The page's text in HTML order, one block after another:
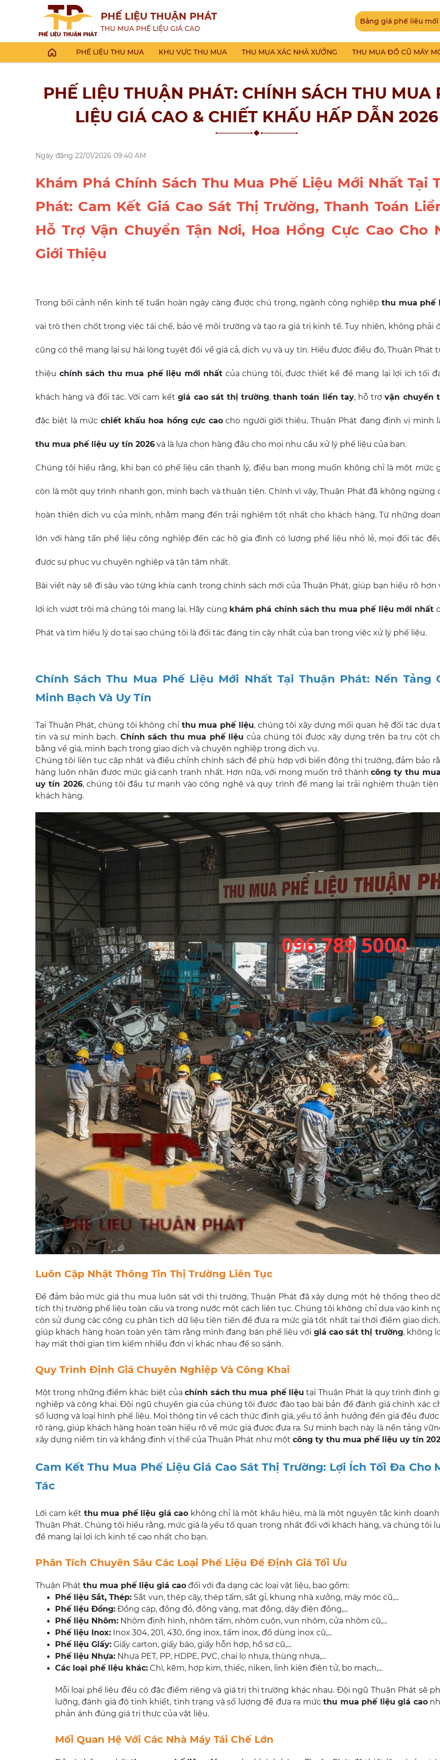
PHẾ LIỆU THUẬN PHÁT
THU MUA PHẾ LIỆU GIÁ CAO
Bảng giá phế liệu
PHẾ LIỆU THU MUA KHU VỰC THU MUA THU MUA XÁC NHÀ XƯỞNG THU MUA ĐỒ CŨ MÁY
PHẾ LIỆU THUẬN PHÁT: CHÍNH SÁCH THU MUA
LIỆU GIÁ CAO & CHIẾT KHẤU HẤP DẪN 2026
Ngày đăng 22/01/2026 09:40 AM
Khám Phá Chính Sách Thu Mua Phế Liệu Mới Nhất Tại
Phát: Cam Kết Giá Cao Sát Thị Trường, Thanh Toán
Hỗ Trợ Vận Chuyển Tận Nơi, Hoa Hồng Cực Cao Cho
Giới Thiệu
Trong bối cảnh nền kinh tế tuần hoàn ngày càng được chú trọng, ngành công nghiệp thu mua phế
vai trò then chốt trong việc tái chế, bảo vệ môi trường và tạo ra giá trị kinh tế. Tuy nhiên, không phải
cũng có thể mang lại sự hài lòng tuyệt đối về giá cả, dịch vụ và uy tín. Hiểu được điều đó, Thuận Phát
thiệu chính sách thu mua phế liệu mới nhất của chúng tôi, được thiết kế để mang lại lợi ích tối
khách hàng và đối tác. Với cam kếtgiá cao sát thị trường,thanh toán liền tay, hỗ trợvận chuyển
đặc biệt là mức chiết khấu hoa hồng cực caocho người giới thiệu, Thuận Phát đang định vị mình
thu mua phế liệu uy tín 2026 và là lựa chọn hàng đầu cho mọi nhu cầu xử lý phế liệu của bạn.
Chúng tôi hiểu rằng, khi bạn có phế liệu cần thanh lý, điều bạn mong muốn không chỉ là một mức
còn là một quy trình nhanh gọn, minh bạch và thuận tiện. Chính vì vậy, Thuận Phát đã không ngừng
hoàn thiện dịch vụ của mình, nhằm mang đến trải nghiệm tốt nhất cho khách hàng. Từ những
lớn với hàng tấn phế liệu công nghiệp đến các hộ gia đình có lượng phế liệu nhỏ lẻ, mọi đối tác
được sự phục vụ chuyên nghiệp và tận tâm nhất.
Bài viết này sẽ đi sâu vào từng khía cạnh trong chính sách mới của Thuận Phát, giúp bạn hiểu rõ hơn
lợi ích vượt trội mà chúng tôi mang lại. Hãy cùng khám phá chính sách thu mua phế liệu mới nhất
Phát và tìm hiểu lý do tại sao chúng tôi là đối tác đáng tin cậy nhất của bạn trong việc xử lý phế liệu.
Chính Sách Thu Mua Phế Liệu Mới Nhất Tại Thuận Phát: Nền Tảng
Minh Bạch Và Uy Tín
Tại Thuận Phát, chúng tôi không chỉ thu mua phế liệu, chúng tôi xây dựng mối quan hệ đối tác dựa
tin và sự minh bạch. Chính sách thu mua phế liệu của chúng tôi được xây dựng trên ba trụ cột
bằng về giá, minh bạch trong giao dịch và chuyên nghiệp trong dịch vụ.
Chúng tôi liên tục cập nhật và điều chỉnh chính sách để phù hợp với biến động thị trường, đảm bảo
hàng luôn nhận được mức giá cạnh tranh nhất. Hơn nữa, với mong muốn trở thànhcông ty thu
uy tín 2026, chúng tôi đầu tư mạnh vào công nghệ và quy trình để mang lại trải nghiệm thuận
khách hàng.
Luôn Cập Nhật Thông Tin Thị Trường Liên Tục
Để đảm bảo mức giá thu mua luôn sát với thị trường, Thuận Phát đã xây dựng một hệ thống theo
tích thị trường phế liệu toàn cầu và trong nước một cách liên tục. Chúng tôi không chỉ dựa vào kinh
còn sử dụng các công cụ phân tích dữ liệu tiên tiến để đưa ra mức giá tốt nhất tại thời điểm giao
giúp khách hàng hoàn toàn yên tâm rằng mình đang bán phế liệu với giá cao sát thị trường, không
hay mất thời gian tìm kiếm nhiều đơn vị khác nhau để so sánh.
Quy Trình Định Giá Chuyên Nghiệp Và Công Khai
Một trong những điểm khác biệt củachính sách thu mua phế liệu tại Thuận Phát là quy trình định
nghiệp và công khai. Đội ngũ chuyên gia của chúng tôi được đào tạo bài bản để đánh giá chính xác
số lượng và loại hình phế liệu. Mọi thông tin về cách thức định giá, yếu tố ảnh hưởng đến giá đều
rõ ràng, giúp khách hàng hoàn toàn hiểu rõ về mức giá được đưa ra. Sự minh bạch này là nền tảng
xây dựng niềm tin và khẳng định vị thế của Thuận Phát như một công ty thu mua phế liệu uy tín
Cam Kết Thu Mua Phế Liệu Giá Cao Sát Thị Trường: Lợi Ích Tối Đa Cho
Tác
Lời cam kết thu mua phế liệu giá cao không chỉ là một khẩu hiệu, mà là một nguyên tắc kinh
Thuận Phát. Chúng tôi hiểu rằng, mức giá là yếu tố quan trọng nhất đối với khách hàng, và chúng tôi
để mang lại lợi ích kinh tế cao nhất cho bạn.
Phân Tích Chuyên Sâu Các Loại Phế Liệu Để Định Giá Tối Ưu
Thuận Phát thu mua phế liệu giá cao đối với đa dạng các loại vật liệu, bao gồm:
Phế liệu Sắt, Thép: Sắt vụn, thép cây, thép tấm, sắt gỉ, khung nhà xưởng, máy móc cũ,...
Phế liệu Đồng: Đồng cáp, đồng đỏ, đồng vàng, mạt đồng, dây điện đồng,...
Phế liệu Nhôm: Nhôm định hình, nhôm tấm, nhôm cuộn, vụn nhôm, cửa nhôm cũ,...
Phế liệu Inox: Inox 304, 201, 430, ống inox, tấm inox, đồ dùng inox cũ,...
Phế liệu Giấy: Giấy carton, giấy báo, giấy hỗn hợp, hồ sơ cũ,...
Phế liệu Nhựa: Nhựa PET, PP, HDPE, PVC, chai lọ nhựa, thùng nhựa,...
Các loại phế liệu khác: Chì, kẽm, hợp kim, thiếc, niken, linh kiện điện tử, bo mạch,...
Mỗi loại phế liệu đều có đặc điểm riêng và giá trị thị trường khác nhau. Đội ngũ Thuận Phát sẽ
lưỡng, đánh giá độ tinh khiết, tình trạng và số lượng để đưa ra mức thu mua phế liệu giá cao
phản ánh đúng giá trị thực của vật liệu.
Mối Quan Hệ Với Các Nhà Máy Tái Chế Lớn